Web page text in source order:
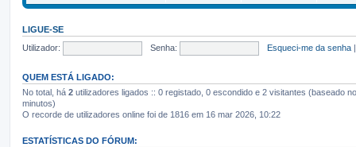
LIGUE-SE
Utilizador:
Senha: Esqueci-me da senha |
QUEM ESTÁ LIGADO:
No total, há 2 utilizadores ligados :: 0 registado, 0 escondido e 2 visitantes (baseado
minutos)
O recorde de utilizadores online foi de 1816 em 16 mar 2026, 10:22
ESTATÍSTICAS DO FÓRUM: